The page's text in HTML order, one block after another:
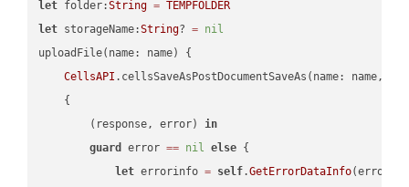
let folder:String = TEMPFOLDER
let storageName:String? = nil
uploadFile(name: name) {
CellsAPI .cellsSaveAsPostDocumentSaveAs(name:
    {
        (response, error)
in
guard
error == nil else {
let errorinfo = self.GetErrorDataInfo(error: